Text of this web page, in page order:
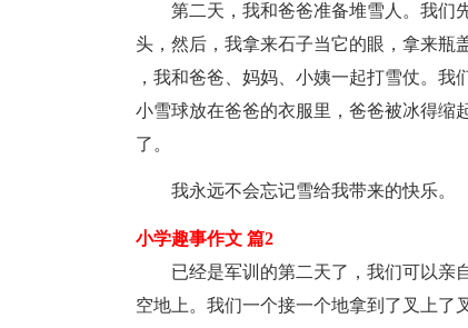
第二天，我和爸爸准备堆雪人。我们
头，然后，我拿来石子当它的眼，拿来瓶
，我和爸爸、妈妈、小姨一起打雪仗。
小雪球放在爸爸的衣服里，爸爸被冰得缩
了。
我永远不会忘记雪给我带来的快乐。
小学趣事作文 篇2
已经是军训的第二天了，我们可以亲
空地上。我们一个接一个地拿到了叉上了